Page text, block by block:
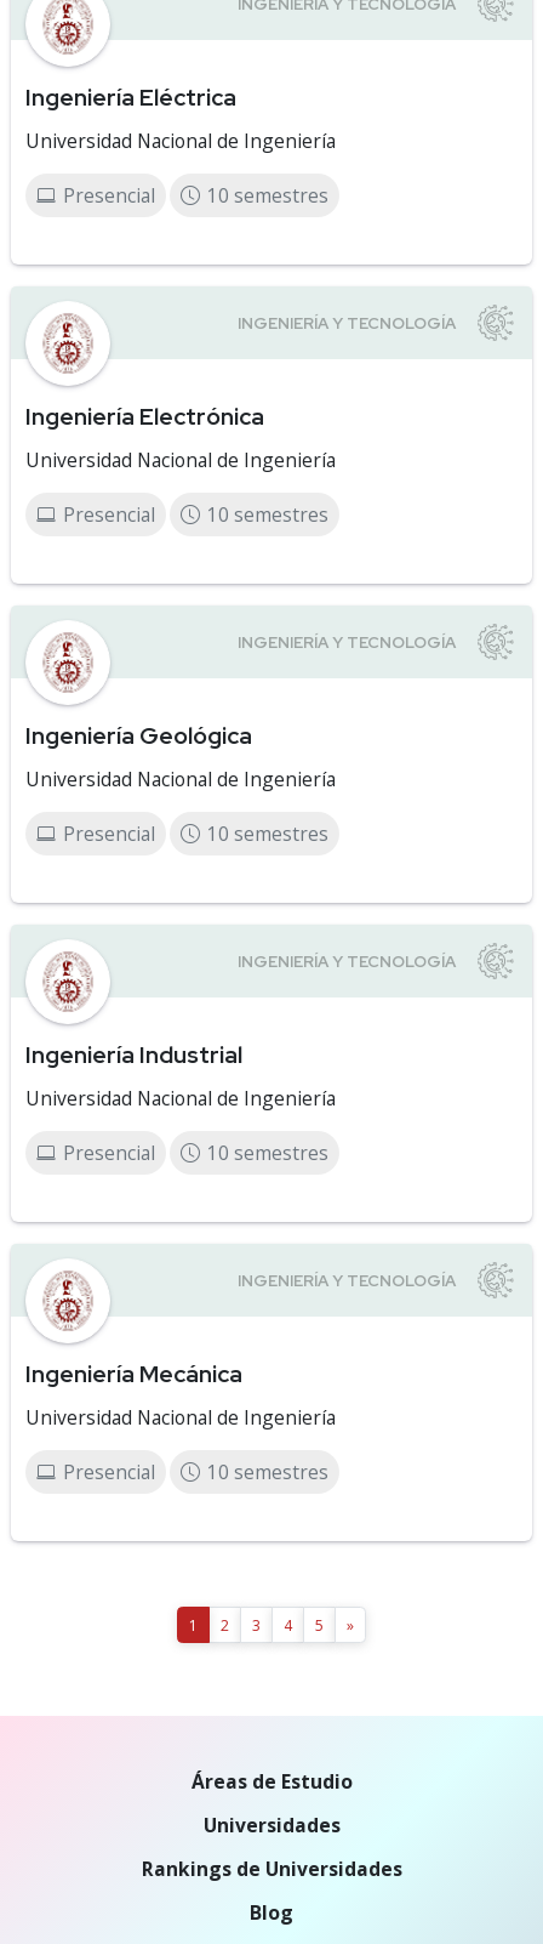
Ingeniería Eléctrica
Universidad Nacional de Ingeniería
Presencial 10 semestres
Ingeniería Electrónica
Universidad Nacional de Ingeniería
Presencial 10 semestres
Ingeniería Geológica
Universidad Nacional de Ingeniería
Presencial 10 semestres
Ingeniería Industrial
Universidad Nacional de Ingeniería
Presencial 10 semestres
Ingeniería Mecánica
Universidad Nacional de Ingeniería
Presencial 10 semestres
1 2 3 4 5 »
Áreas de Estudio
Universidades
Rankings de Universidades
Blog